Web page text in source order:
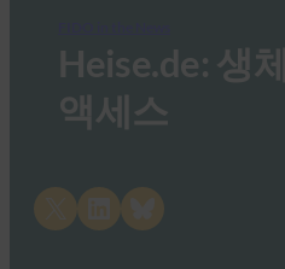
Heise.de: 생
액세스
Share on LinkedInShare on Bluesky